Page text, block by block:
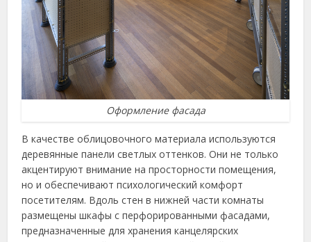
Оформление фасада
В качестве облицовочного материала используются
деревянные панели светлых оттенков. Они не только
акцентируют внимание на просторности помещения,
но и обеспечивают психологический комфорт
посетителям. Вдоль стен в нижней части комнаты
размещены шкафы с перфорированными фасадами,
предназначенные для хранения канцелярских